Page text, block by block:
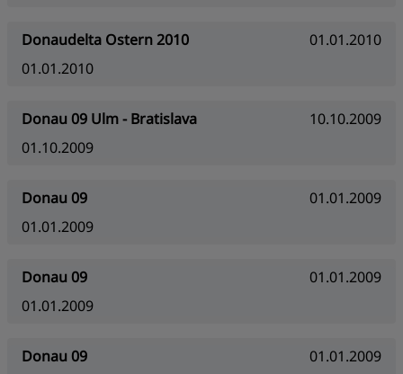
Donaudelta Ostern 2010
01.01.2010
01.01.2010
Donau 09 Ulm - Bratislava
10.10.2009
01.10.2009
Donau 09
01.01.2009
01.01.2009
Donau 09
01.01.2009
01.01.2009
Donau 09
01.01.2009